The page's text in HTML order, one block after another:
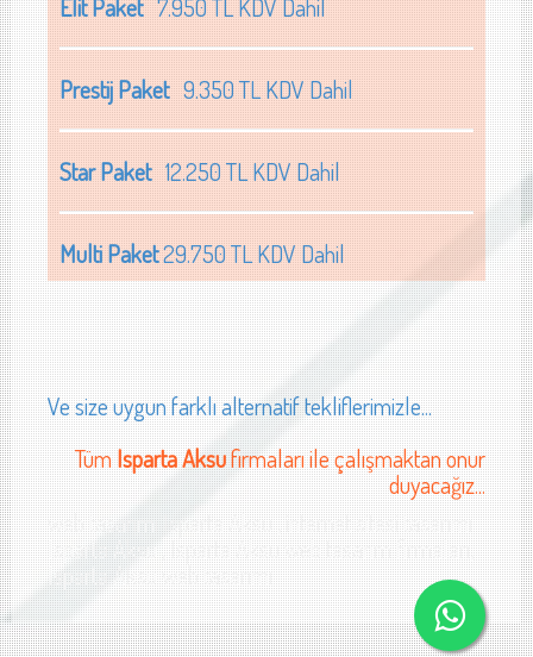
Elit Paket7.950 TL KDV Dahil
Prestij Paket9.350 TL KDV Dahil
Star Paket12.250 TL KDV Dahil
Multi Paket29.750 TL KDV Dahil
Ve size uygun farklı alternatif tekliflerimizle...
TümIsparta Aksufirmaları ile çalışmaktan onur
duyacağız...
web tasarımı Isparta Aksu , internet sitesi tasarımı
Isparta Aksu , Isparta Aksu web tasarım firmaları,
Isparta Aksu web tasarımı
parça web sitesi tasarımı Isparta gıda